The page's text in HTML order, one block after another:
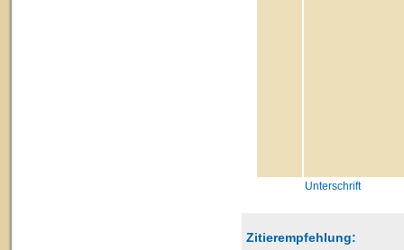
Unterschrift
Zitierempfehlung: